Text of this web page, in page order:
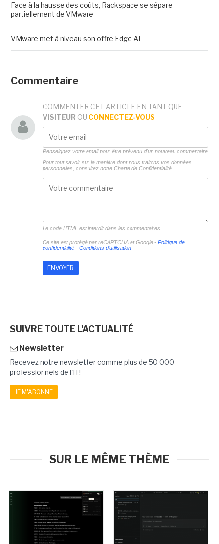
Face à la hausse des coûts, Rackspace se sépare
partiellement de VMware
VMware met à niveau son offre Edge AI
Commentaire
COMMENTER CET ARTICLE EN TANT QUE
VISITEUR OU CONNECTEZ-VOUS
Renseignez votre email pour être prévenu d'un nouveau commentaire
Pour tout savoir sur la manière dont nous traitons vos données
personnelles, consultez notre Charte de Confidentialité.
Le code HTML est interdit dans les commentaires
Ce site est protégé par reCAPTCHA et Google - Politique de
confidentialité- Conditions d'utilisation
SUIVRE TOUTE L'ACTUALITÉ
Newsletter
Recevez notre newsletter comme plus de 50 000
professionnels de l'IT!
JE M'ABONNE
SUR LE MÊME THÈME